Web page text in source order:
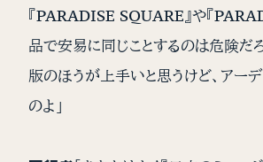
『PARADISE SQUARE』や『
品で安易に同じことするのは危険だ
版のほうが上手いと思うけど、アー
のよ」